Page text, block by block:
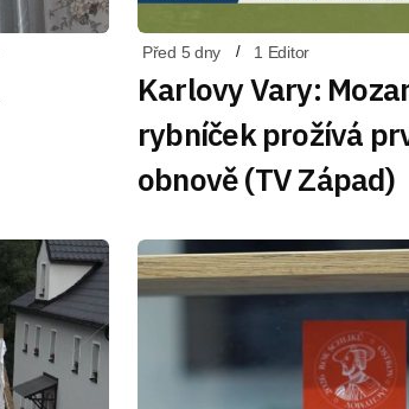
Před 5 dny 1 Editor
Karlovy Vary:
rybníček prožívá
obnově (TV Západ)